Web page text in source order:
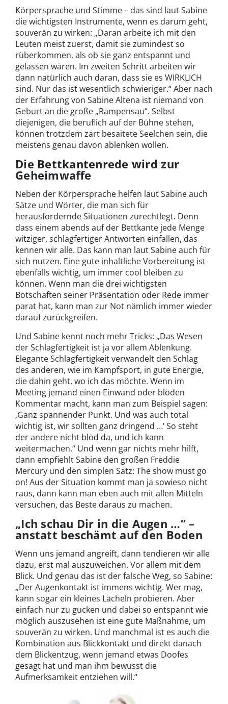
Körpersprache und Stimme – das sind laut Sabine
die wichtigsten Instrumente, wenn es darum geht,
souverän zu wirken: „Daran arbeite ich mit den
Leuten meist zuerst, damit sie zumindest so
rüberkommen, als ob sie ganz entspannt und
gelassen wären. Im zweiten Schritt arbeiten wir
dann natürlich auch daran, dass sie es WIRKLICH
sind. Nur das ist wesentlich schwieriger.“ Aber nach
der Erfahrung von Sabine Altena ist niemand von
Geburt an die große „Rampensau“. Selbst
diejenigen, die beruflich auf der Bühne stehen,
können trotzdem zart besaitete Seelchen sein, die
meistens genau davon ablenken wollen.
Die Bettkantenrede wird zur
Geheimwaffe
Neben der Körpersprache helfen laut Sabine auch
Sätze und Wörter, die man sich für
herausfordernde Situationen zurechtlegt. Denn
dass einem abends auf der Bettkante jede Menge
witziger, schlagfertiger Antworten einfallen, das
kennen wir alle. Das kann man laut Sabine auch für
sich nutzen. Eine gute inhaltliche Vorbereitung ist
ebenfalls wichtig, um immer cool bleiben zu
können. Wenn man die drei wichtigsten
Botschaften seiner Präsentation oder Rede immer
parat hat, kann man zur Not nämlich immer wieder
darauf zurückgreifen.
Und Sabine kennt noch mehr Tricks: „Das Wesen
der Schlagfertigkeit ist ja vor allem Ablenkung.
Elegante Schlagfertigkeit verwandelt den Schlag
des anderen, wie im Kampfsport, in gute Energie,
die dahin geht, wo ich das möchte. Wenn im
Meeting jemand einen Einwand oder blöden
Kommentar macht, kann man zum Beispiel sagen:
‚Ganz spannender Punkt. Und was auch total
wichtig ist, wir sollten ganz dringend …‘ So steht
der andere nicht blöd da, und ich kann
weitermachen.“ Und wenn gar nichts mehr hilft,
dann empfiehlt Sabine den großen Freddie
Mercury und den simplen Satz: The show must go
on! Aus der Situation kommt man ja sowieso nicht
raus, dann kann man eben auch mit allen Mitteln
versuchen, das Beste daraus zu machen.
„Ich schau Dir in die Augen …“ –
anstatt beschämt auf den Boden
Wenn uns jemand angreift, dann tendieren wir alle
dazu, erst mal auszuweichen. Vor allem mit dem
Blick. Und genau das ist der falsche Weg, so Sabine:
„Der Augenkontakt ist immens wichtig. Wer mag,
kann sogar ein kleines Lächeln probieren. Aber
einfach nur zu gucken und dabei so entspannt wie
möglich auszusehen ist eine gute Maßnahme, um
souverän zu wirken. Und manchmal ist es auch die
Kombination aus Blickkontakt und direkt danach
dem Blickentzug, wenn jemand etwas Doofes
gesagt hat und man ihm bewusst die
Aufmerksamkeit entziehen will.“